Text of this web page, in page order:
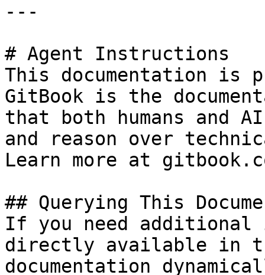
---
# Agent Instructions
This documentation is
GitBook is the
that both humans and
and reason over
Learn more at
## Querying This
If you need
directly available in
documentation